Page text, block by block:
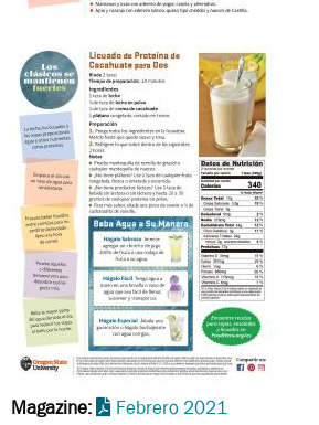
Magazine Febrero 2021